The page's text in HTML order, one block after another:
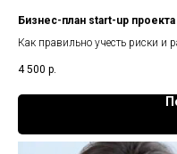
Бизнес-план start-up
Как правильно учесть риски и
4 500 р.